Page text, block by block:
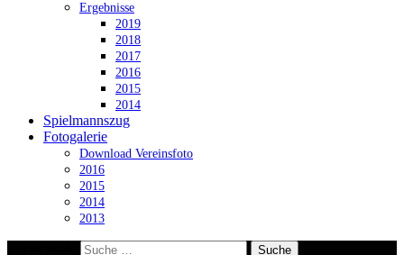
Ergebnisse
2019
2018
2017
2016
2015
2014
Spielmannszug
Fotogalerie
Download Vereinsfoto
2016
2015
2014
2013